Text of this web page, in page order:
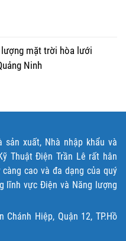
lượng mặt trời hòa lưới
Ninh
xuất, Nhà nhập khẩu và
Thuật Điện Trần Lê rất hân
cao và đa dạng của quý
lĩnh vực Điện và Năng lượng
Hiệp, Quận 12, TP.Hồ